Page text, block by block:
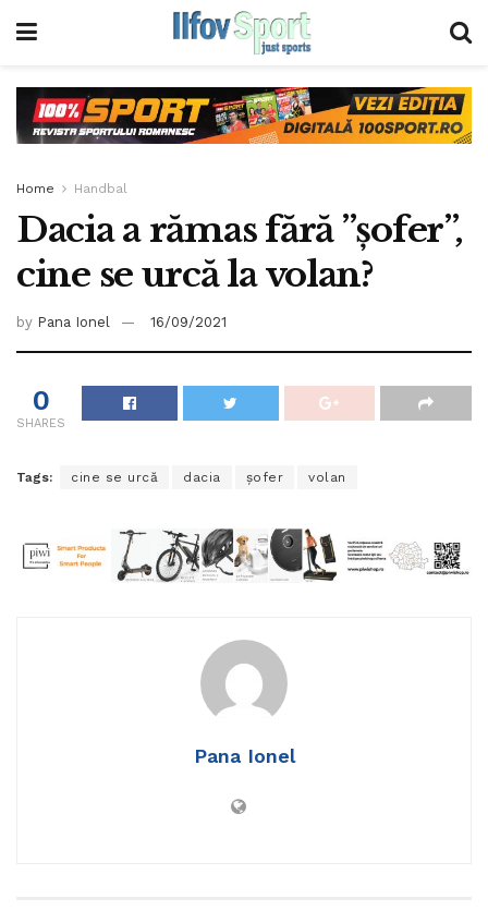
Home Handbal
Dacia a rămas fără ”șofer”,
cine se urcă la volan?
by Pana Ionel 16/09/2021
0
SHARES
Tags: cine se urcă dacia șofer volan
Pana Ionel